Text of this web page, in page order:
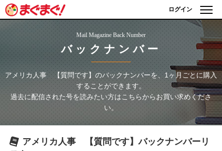
ログイン
Mail Magazine Back Number
バックナンバー
アメリカ人事 【質問です】 のバックナンバーを、1ヶ月ごとに購入
することができます。
過去に配信された号を読みたい方はこちらからお買い求めくださ
い。
アメリカ人事 【質問です】バックナンバーリ